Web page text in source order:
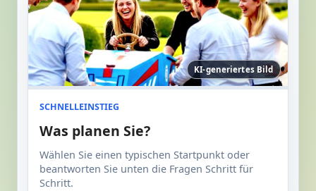
KI-generiertes Bild
SCHNELLEINSTIEG
Was planen Sie?
Wählen Sie einen typischen Startpunkt oder
beantworten Sie unten die Fragen Schritt für
Schritt.